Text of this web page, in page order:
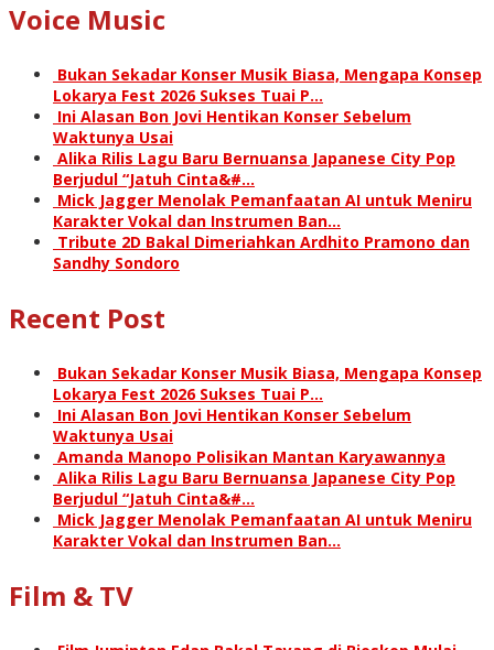
Voice Music
Bukan Sekadar Konser Musik Biasa, Mengapa Konsep
Lokarya Fest 2026 Sukses Tuai P…
Ini Alasan Bon Jovi Hentikan Konser Sebelum
Waktunya Usai
Alika Rilis Lagu Baru Bernuansa Japanese City Pop
Berjudul “Jatuh Cinta&#…
Mick Jagger Menolak Pemanfaatan AI untuk Meniru
Karakter Vokal dan Instrumen Ban…
Tribute 2D Bakal Dimeriahkan Ardhito Pramono dan
Sandhy Sondoro
Recent Post
Bukan Sekadar Konser Musik Biasa, Mengapa Konsep
Lokarya Fest 2026 Sukses Tuai P…
Ini Alasan Bon Jovi Hentikan Konser Sebelum
Waktunya Usai
Amanda Manopo Polisikan Mantan Karyawannya
Alika Rilis Lagu Baru Bernuansa Japanese City Pop
Berjudul “Jatuh Cinta&#…
Mick Jagger Menolak Pemanfaatan AI untuk Meniru
Karakter Vokal dan Instrumen Ban…
Film & TV